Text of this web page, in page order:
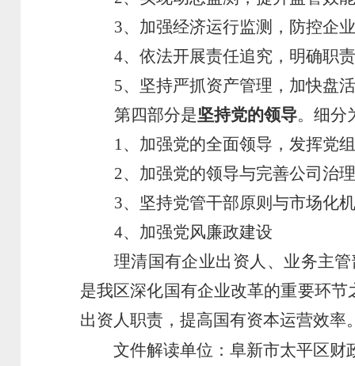
3、 加强经济运行监测，防控企
4、 依法开展责任追究，明确职
5、 坚持严抓资产管理，加快盘
第四部分是坚持党的领导。细分
1、加强党的全面领导，发挥党
2、加强党的领导与完善公司治
3、坚持党管干部原则与市场化
4、加强党风廉政建设
理清国有企业出资人、业务主
是我区深化国有企业改革的重要环节
出资人职责，提高国有资本运营效率
文件解读单位：阜新市太平区财